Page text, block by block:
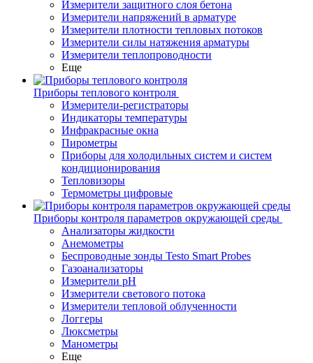
Измерители защитного слоя бетона
Измерители напряжений в арматуре
Измерители плотности тепловых потоков
Измерители силы натяжения арматуры
Измерители теплопроводности
Еще
Приборы теплового контроля
Измерители-регистраторы
Индикаторы температуры
Инфракрасные окна
Пирометры
Приборы для холодильных систем и систем
кондиционирования
Тепловизоры
Термометры цифровые
Приборы контроля параметров окружающей среды
Анализаторы жидкости
Анемометры
Беспроводные зонды Testo Smart Probes
Газоанализаторы
Измерители pH
Измерители светового потока
Измерители тепловой облученности
Логгеры
Люксметры
Манометры
Еще